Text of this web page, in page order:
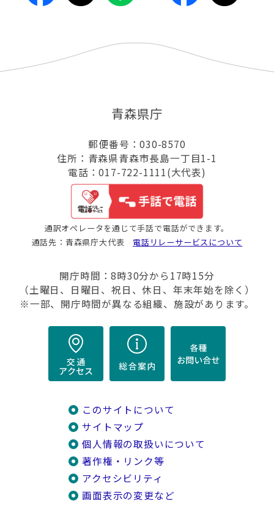
青森県庁
郵便番号：030-8570
住所：青森県青森市長島一丁目1-1
電話：017-722-1111(大代表)
通訳オペレータを通じて手話で電話ができます。
通話先：青森県庁大代表 電話リレーサービスについて
開庁時間：8時30分から17時15分
（土曜日、日曜日、祝日、休日、年末年始を除く）
※一部、開庁時間が異なる組織、施設があります。
このサイトについて
サイトマップ
個人情報の取扱いについて
著作権・リンク等
アクセシビリティ
画面表示の変更など